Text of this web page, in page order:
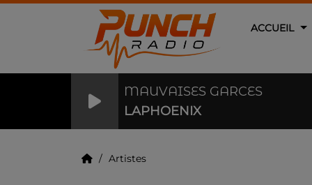
ACCUEIL
MAUVAISES GARCES
LAPHOENIX
Artistes